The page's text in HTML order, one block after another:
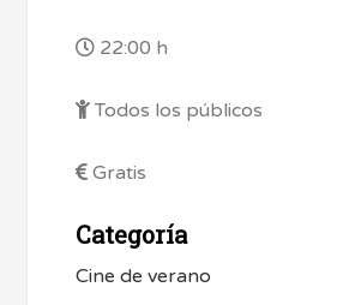
22:00 h
Todos los públicos
Gratis
Categoría
Cine de verano